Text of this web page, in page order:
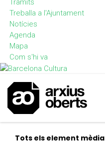
Tràmits
Treballa a l'Ajuntament
Notícies
Agenda
Mapa
Com s'hi va
Tots els element mèdia